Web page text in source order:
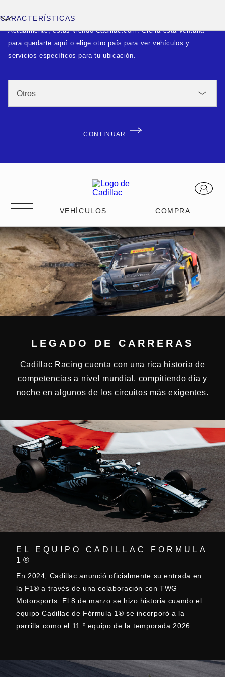
Actualmente, estás viendo Cadillac.com. Cierra esta ventana
para quedarte aquí o elige otro país para ver vehículos y
servicios específicos para tu ubicación.
CONTINUAR
CARACTERÍSTICAS
LEGADO DE CARRERAS
Cadillac Racing cuenta con una rica historia de
competencias a nivel mundial, compitiendo día y
noche en algunos de los circuitos más exigentes.
EL EQUIPO CADILLAC FORMULA
1®
En 2024, Cadillac anunció oficialmente su entrada en
la F1® a través de una colaboración con TWG
Motorsports. El 8 de marzo se hizo historia cuando el
equipo Cadillac de Fórmula 1® se incorporó a la
parrilla como el 11.º equipo de la temporada 2026.